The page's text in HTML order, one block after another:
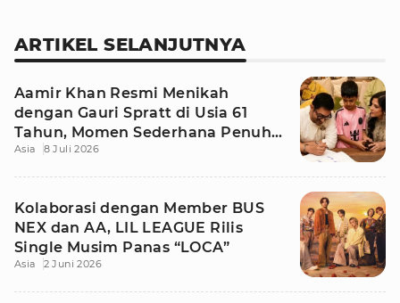
ARTIKEL SELANJUTNYA
Aamir Khan Resmi Menikah
dengan Gauri Spratt di Usia 61
Tahun, Momen Sederhana Penuh
Kehangatan
Asia 8 Juli 2026
Kolaborasi dengan Member BUS
NEX dan AA, LIL LEAGUE Rilis
Single Musim Panas “LOCA”
Asia 2 Juni 2026